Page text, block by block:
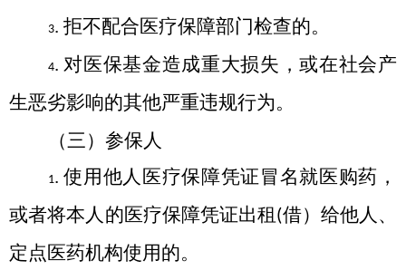
3. 拒不配合医疗保障部门检查的。
4.对医保基金造成重大损失，或在社会产
生恶劣影响的其他严重违规行为。
（三）参保人
1.使用他人医疗保障凭证冒名就医购药，
或者将本人的医疗保障凭证出租(借）给他人、
定点医药机构使用的。